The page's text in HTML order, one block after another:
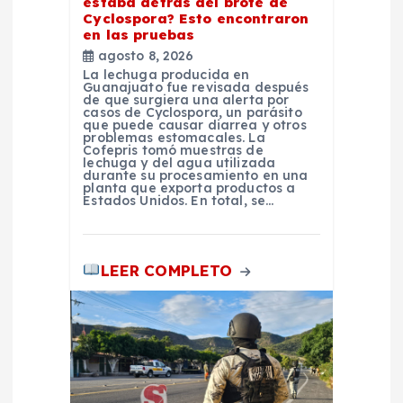
Cyclospora? Esto encontraron
en las pruebas
agosto 8, 2026
La lechuga producida en
Guanajuato fue revisada después
de que surgiera una alerta por
casos de Cyclospora, un parásito
que puede causar diarrea y otros
problemas estomacales. La
Cofepris tomó muestras de
lechuga y del agua utilizada
durante su procesamiento en una
planta que exporta productos a
Estados Unidos. En total, se…
LEER COMPLETO